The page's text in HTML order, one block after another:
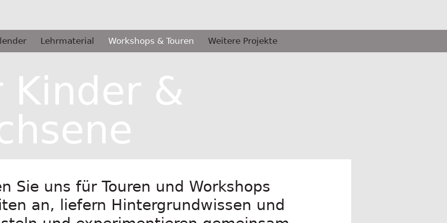
Lehrmaterial Workshops & Touren Weitere Projekte
&
Sie uns für Touren und Workshops
an, liefern Hintergrundwissen und